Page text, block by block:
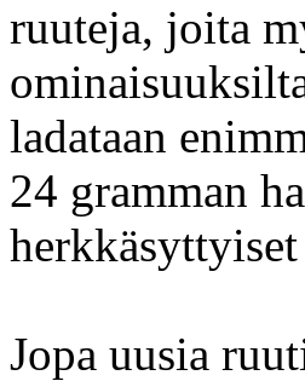
ruuteja, joita
ladataan
24 gramman
Jopa uusia